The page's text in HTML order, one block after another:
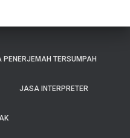
TERSUMPAH
JASA INTERPRETER